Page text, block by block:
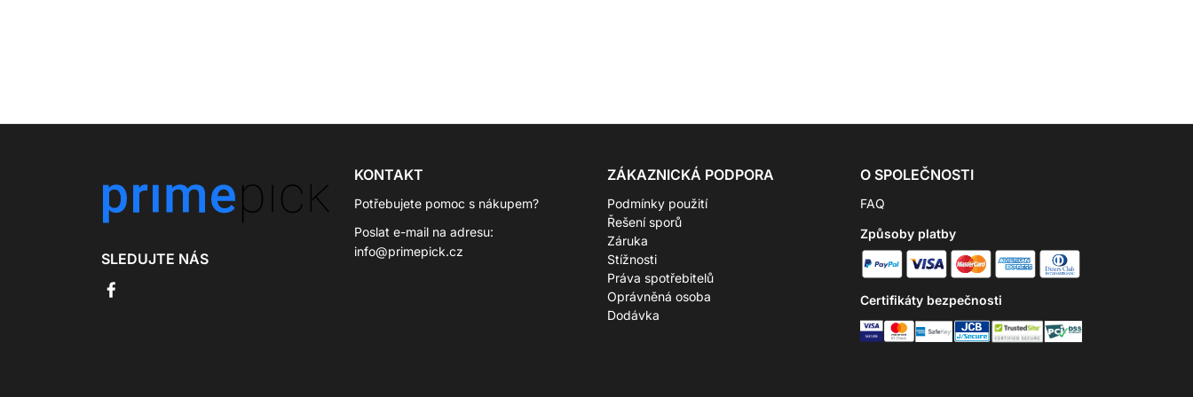
SLEDUJTE NÁS
KONTAKT
Potřebujete pomoc s nákupem?
Poslat e-mail na adresu:
info@primepick.cz
ZÁKAZNICKÁ PODPORA
Podmínky použití
Řešení sporů
Záruka
Stížnosti
Práva spotřebitelů
Oprávněná osoba
Dodávka
O SPOLEČNOSTI
FAQ
Způsoby platby
Certifikáty bezpečnosti